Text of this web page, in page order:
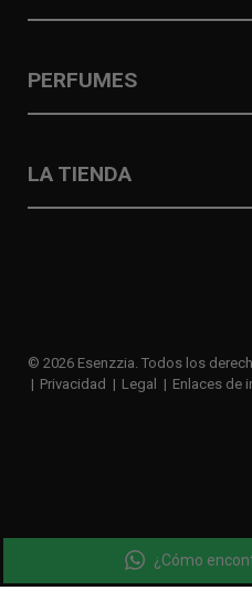
¿Cómo
PERFUMES
LA TIENDA
© 2026 Esenzzia. Todos los
Privacidad
Legal Enlaces de